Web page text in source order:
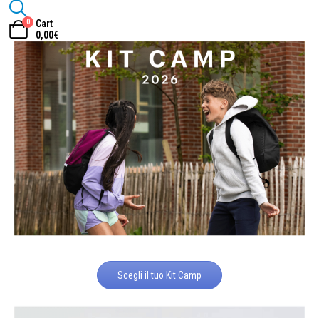
0
Cart
0,00€
Scegli il tuo Kit Camp